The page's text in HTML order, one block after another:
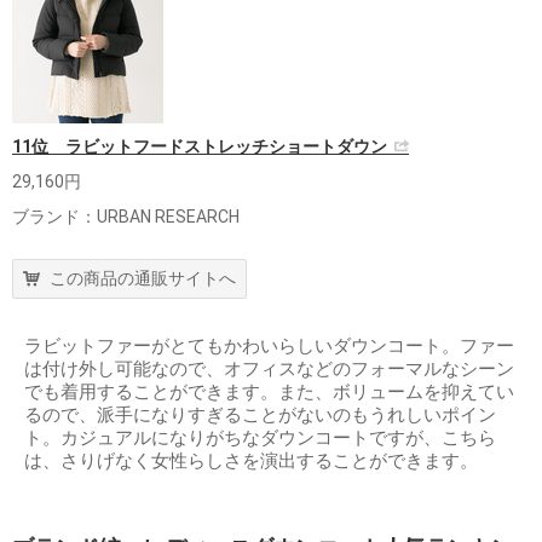
11位 ラビットフードストレッチショートダウン
29,160円
ブランド：URBAN RESEARCH
この商品の通販サイトへ
ラビットファーがとてもかわいらしいダウンコート。ファー
は付け外し可能なので、オフィスなどのフォーマルなシーン
でも着用することができます。また、ボリュームを抑えてい
るので、派手になりすぎることがないのもうれしいポイン
ト。カジュアルになりがちなダウンコートですが、こちら
は、さりげなく女性らしさを演出することができます。